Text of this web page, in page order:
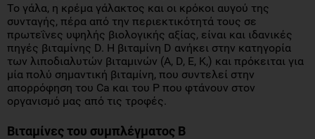
Το γάλα, η κρέμα γάλακτος και οι κρόκοι αυγού της
συνταγής, πέρα από την περιεκτικότητά τους σε
πρωτεΐνες υψηλής βιολογικής αξίας, είναι και ιδανικές
πηγές βιταμίνης D. H βιταμίνη D ανήκει στην κατηγορία
των λιποδιαλυτών βιταμινών (A, D, E, K,) και πρόκειται για
μία πολύ σημαντική βιταμίνη, που συντελεί στην
απορρόφηση του Ca και του Ρ που φτάνουν στον
οργανισμό μας από τις τροφές.
Bιταμίνες του συμπλέγματος Β